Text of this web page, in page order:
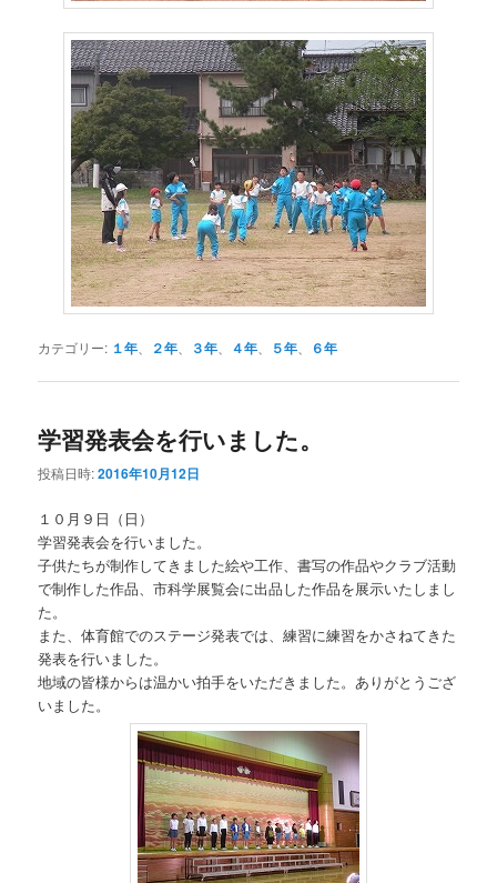
カテゴリー: １年 ２年 ３年 ４年 ５年 ６年
学習発表会を行いました。
投稿日時:2016年10月12日
１０月９日（日）
学習発表会を行いました。
子供たちが制作してきました絵や工作、書写の作品やクラブ活動
で制作した作品、市科学展覧会に出品した作品を展示いたしまし
た。
また、体育館でのステージ発表では、練習に練習をかさねてきた
発表を行いました。
地域の皆様からは温かい拍手をいただきました。ありがとうござ
いました。